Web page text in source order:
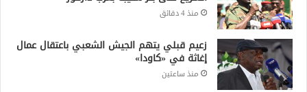
منذ 4 دقائق
زعيم قبلي يتهم الجيش الشعبي باعتقال عمال
إغاثة في «كاودا»
منذ ساعتين